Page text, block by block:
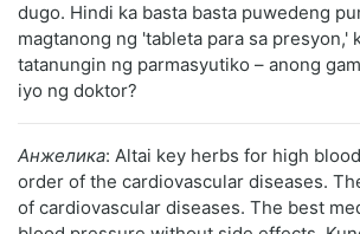
dugo. Hindi ka basta basta puwedeng
magtanong ng 'tableta para sa presyon,'
tatanungin ng parmasyutiko – anong
iyo ng doktor?
Анжелика: Altai key herbs for high
order of the cardiovascular diseases.
of cardiovascular diseases. The best